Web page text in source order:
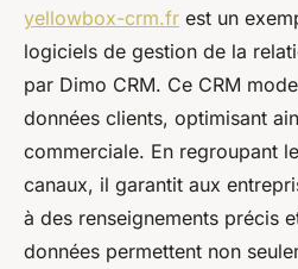
yellowbox-crm.fr est un
logiciels de gestion de la
par Dimo CRM. Ce CRM
données clients, optimisant
commerciale. En regroupant
canaux, il garantit aux
à des renseignements précis
données permettent non